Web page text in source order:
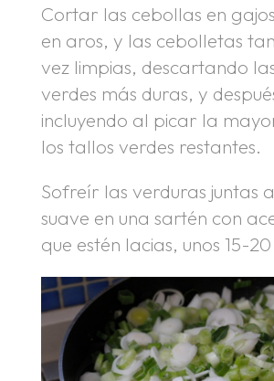
Cortar las cebollas en
en aros, y las cebolletas
vez limpias, descartando
verdes más duras, y
incluyendo al picar la
los tallos verdes restantes.
Sofreír las verduras juntas
suave en una sartén con
que estén lacias, unos 15-